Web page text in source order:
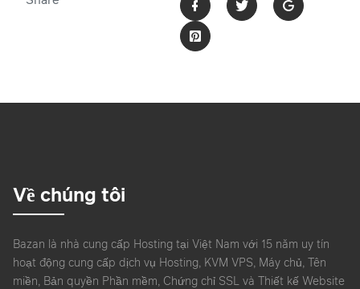
Về chúng tôi
Bazan là nhà cung cấp Hosting tại Việt Nam với 15 năm uy tín
hoạt động cung cấp dịch vụ Hosting, KVM VPS, Máy chủ, Tên
miền, Bản quyền Phần mềm, Chứng chỉ SSL và Thiết kế Website